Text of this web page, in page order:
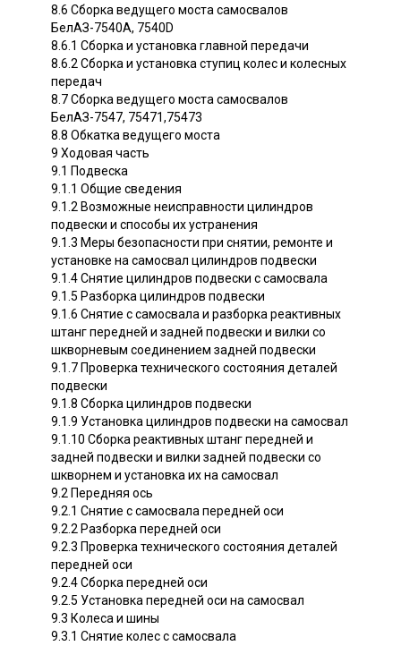
8.6 Сборка ведущего моста самосвалов
БелАЗ-7540А, 7540D
8.6.1 Сборка и установка главной передачи
8.6.2 Сборка и установка ступиц колес и колесных
передач
8.7 Сборка ведущего моста самосвалов
БелАЗ-7547, 75471,75473
8.8 Обкатка ведущего моста
9 Ходовая часть
9.1 Подвеска
9.1.1 Общие сведения
9.1.2 Возможные неисправности цилиндров
подвески и способы их устранения
9.1.3 Меры безопасности при снятии, ремонте и
установке на самосвал цилиндров подвески
9.1.4 Снятие цилиндров подвески с самосвала
9.1.5 Разборка цилиндров подвески
9.1.6 Снятие с самосвала и разборка реактивных
штанг передней и задней подвески и вилки со
шкворневым соединением задней подвески
9.1.7 Проверка технического состояния деталей
подвески
9.1.8 Сборка цилиндров подвески
9.1.9 Установка цилиндров подвески на самосвал
9.1.10 Сборка реактивных штанг передней и
задней подвески и вилки задней подвески со
шкворнем и установка их на самосвал
9.2 Передняя ось
9.2.1 Снятие с самосвала передней оси
9.2.2 Разборка передней оси
9.2.3 Проверка технического состояния деталей
передней оси
9.2.4 Сборка передней оси
9.2.5 Установка передней оси на самосвал
9.3 Колеса и шины
9.3.1 Снятие колес с самосвала